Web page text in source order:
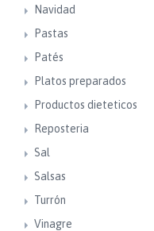
Navidad
Pastas
Patés
Platos preparados
Productos dieteticos
Reposteria
Sal
Salsas
Turrón
Vinagre